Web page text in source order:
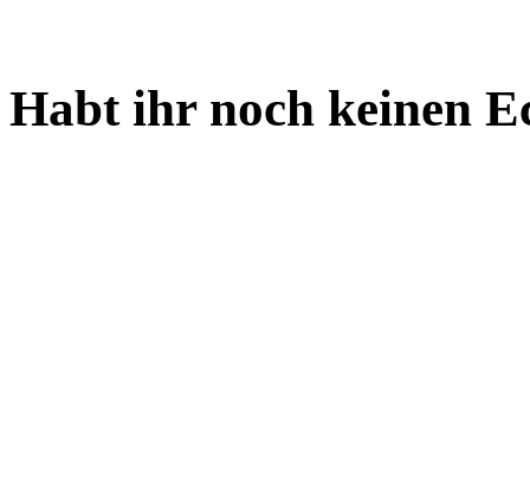
Habt ihr noch keinen